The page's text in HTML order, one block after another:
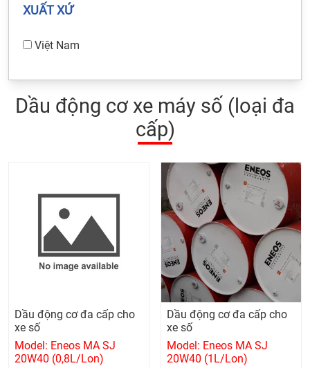
XUẤT XỨ
Việt Nam
Dầu động cơ xe máy số (loại đa
cấp)
Dầu động cơ đa cấp cho
xe số
Model: Eneos MA SJ
20W40 (0,8L/Lon)
Dầu động cơ đa cấp cho
xe số
Model: Eneos MA SJ
20W40 (1L/Lon)